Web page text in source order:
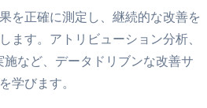
を正確に測定し、継続的な改善を
ます。アトリビューション分析、
など、データドリブンな改善サ
学びます。